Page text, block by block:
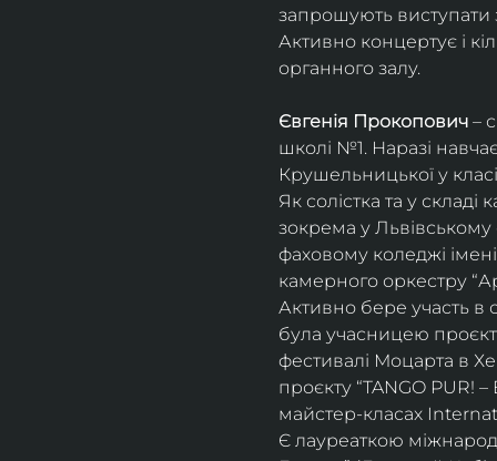
запрошують виступати
Активно концертує і
органного залу.
Євгенія Прокопович –
школі №1. Наразі
Крушельницької у
Як солістка та у
зокрема у
фаховому коледжі
камерного оркестру
Активно бере участь в
була учасницею
фестивалі Моцарта в
проєкту “TANGO PUR!
майстер-класах
Є лауреаткою